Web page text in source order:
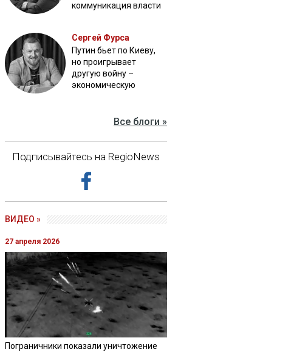
коммуникация власти
Сергей Фурса
Путин бьет по Киеву,
но проигрывает
другую войну –
экономическую
Все блоги »
Подписывайтесь на RegioNews
ВИДЕО »
27 апреля 2026
Пограничники показали уничтожение